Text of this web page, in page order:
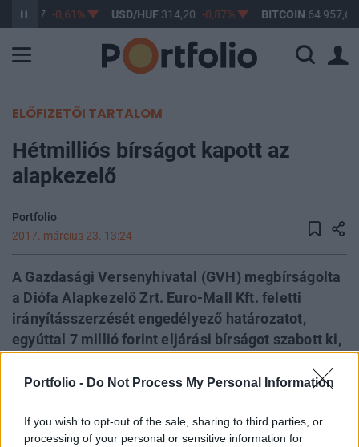
Portfolio - Do Not Process My Personal Information
If you wish to opt-out of the sale, sharing to third parties, or
processing of your personal or sensitive information for
363,17 -0,61% USD/HUF314,20 -0,87% BITCOIN 64 957,64
ELŐFIZETŐI TARTALOM
Hétmilliós bírságot kapott az
alapkezelő
Portfolio
2017. március 23. 13:24
A Gazdasági Versenyhivatal (GVH) megbírságolta
a Diófa Alapkezelő Zrt. Euro-Mall Kft. feletti
irányításszerzését engedélyező határozatot,
egyúttal 7 millió forint eljárási bírságot szabott ki,
tájékoztatást adott a vállalatcsoport irányítási
Property Investment Forum 2026A hazai ingatlanpiac